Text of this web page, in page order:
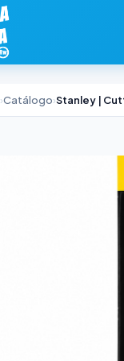
›Catálogo›